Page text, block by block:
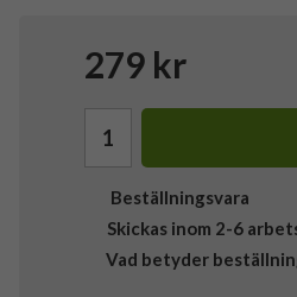
279 kr
Beställningsvara
Skickas inom 2-6
Vad betyder